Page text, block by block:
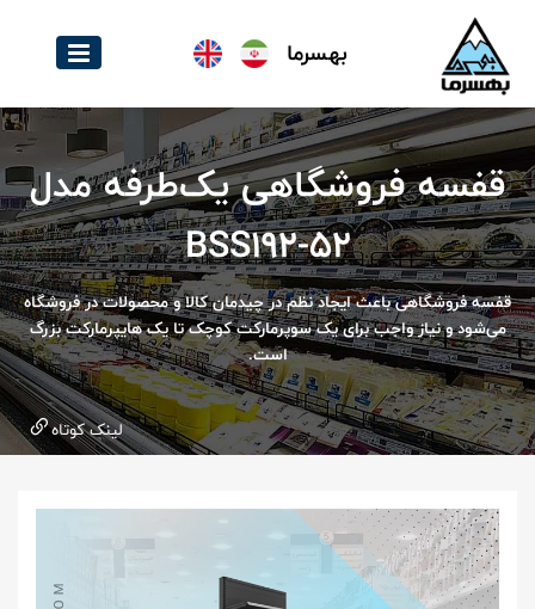
بهسرما
قفسه فروشگاهی یک‌طرفه مدل
BSS192-52
قفسه فروشگاهی باعث ایجاد نظم در چیدمان کالا و محصولات در فروشگاه
می‌شود و نیاز واجب برای یک سوپرمارکت کوچک تا یک هایپرمارکت بزرگ
است.
لینک کوتاه